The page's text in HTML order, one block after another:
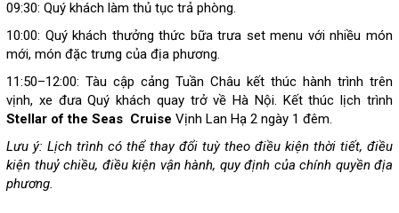
09:30: Quý khách làm thủ tục trả phòng.
10:00: Quý khách thưởng thức bữa trưa set menu với nhiều món
mới, món đặc trưng của địa phương.
11:50–12:00: Tàu cập cảng Tuần Châu kết thúc hành trình trên
vịnh, xe đưa Quý khách quay trở về Hà Nội. Kết thúc lịch trình
Stellar of the Seas Cruise Vịnh Lan Hạ 2 ngày 1 đêm.
Lưu ý: Lịch trình có thể thay đổi tuỳ theo điều kiện thời tiết, điều
kiện thuỷ chiều, điều kiện vận hành, quy định của chính quyền địa
phương.